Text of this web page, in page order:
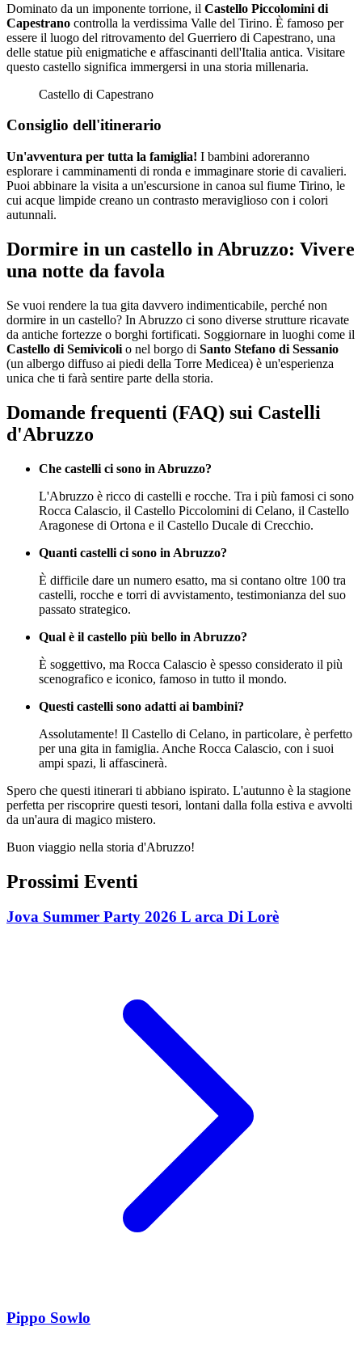
Dominato da un imponente torrione, il Castello Piccolomini di
Capestrano controlla la verdissima Valle del Tirino. È famoso per
essere il luogo del ritrovamento del Guerriero di Capestrano, una
delle statue più enigmatiche e affascinanti dell'Italia antica. Visitare
questo castello significa immergersi in una storia millenaria.
Castello di Capestrano
Consiglio dell'itinerario
Un'avventura per tutta la famiglia! I bambini adoreranno
esplorare i camminamenti di ronda e immaginare storie di cavalieri.
Puoi abbinare la visita a un'escursione in canoa sul fiume Tirino, le
cui acque limpide creano un contrasto meraviglioso con i colori
autunnali.
Dormire in un castello in Abruzzo: Vivere
una notte da favola
Se vuoi rendere la tua gita davvero indimenticabile, perché non
dormire in un castello? In Abruzzo ci sono diverse strutture ricavate
da antiche fortezze o borghi fortificati. Soggiornare in luoghi come il
Castello di Semivicoli o nel borgo di Santo Stefano di Sessanio
(un albergo diffuso ai piedi della Torre Medicea) è un'esperienza
unica che ti farà sentire parte della storia.
Domande frequenti (FAQ) sui Castelli
d'Abruzzo
Che castelli ci sono in Abruzzo?
L'Abruzzo è ricco di castelli e rocche. Tra i più famosi ci sono
Rocca Calascio, il Castello Piccolomini di Celano, il Castello
Aragonese di Ortona e il Castello Ducale di Crecchio.
Quanti castelli ci sono in Abruzzo?
È difficile dare un numero esatto, ma si contano oltre 100 tra
castelli, rocche e torri di avvistamento, testimonianza del suo
passato strategico.
Qual è il castello più bello in Abruzzo?
È soggettivo, ma Rocca Calascio è spesso considerato il più
scenografico e iconico, famoso in tutto il mondo.
Questi castelli sono adatti ai bambini?
Assolutamente! Il Castello di Celano, in particolare, è perfetto
per una gita in famiglia. Anche Rocca Calascio, con i suoi
ampi spazi, li affascinerà.
Spero che questi itinerari ti abbiano ispirato. L'autunno è la stagione
perfetta per riscoprire questi tesori, lontani dalla folla estiva e avvolti
da un'aura di magico mistero.
Buon viaggio nella storia d'Abruzzo!
Prossimi Eventi
Jova Summer Party 2026 L arca Di Lorè
Pippo Sowlo